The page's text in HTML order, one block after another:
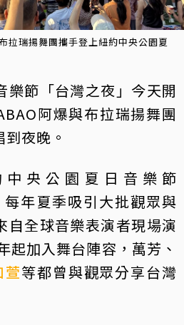
拉瑞揚舞團攜手登上紐約中央公園夏
樂節「台灣之夜」今天開
阿爆與布拉瑞揚舞團
夜晚。
中央公園夏日音樂節
每年夏季吸引大批觀眾與
自全球音樂表演者現場演
起加入舞台陣容，萬芳、
萱等都曾與觀眾分享台灣